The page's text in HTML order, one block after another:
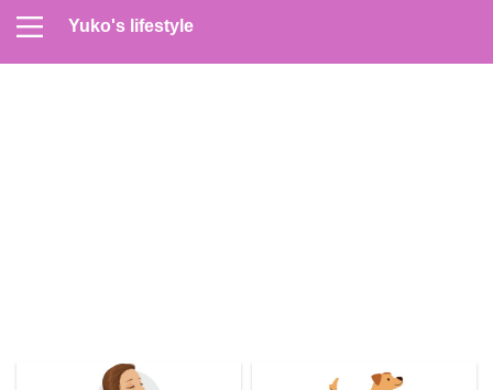
Yuko's lifestyle